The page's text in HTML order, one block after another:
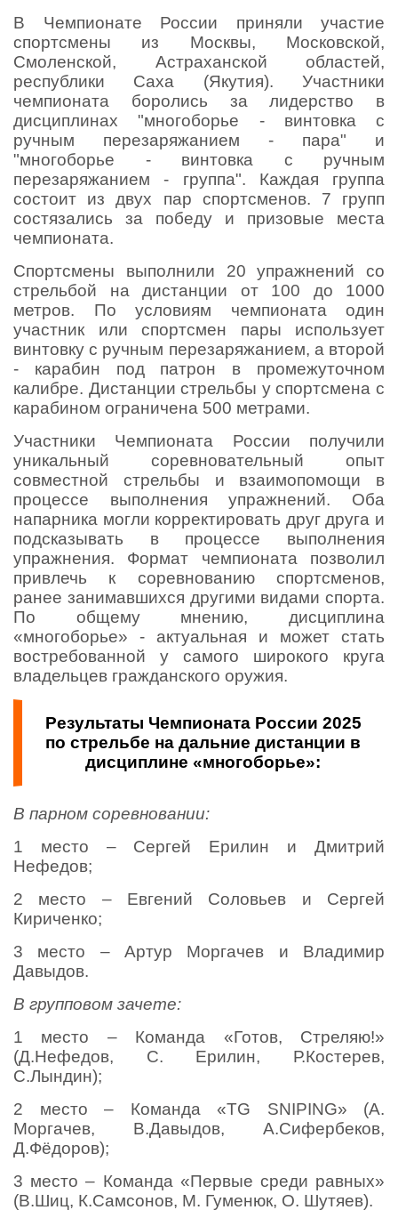
В Чемпионате России приняли участие
спортсмены из Москвы, Московской,
Смоленской, Астраханской областей,
республики Саха (Якутия). Участники
чемпионата боролись за лидерство в
дисциплинах "многоборье - винтовка с
ручным перезаряжанием - пара" и
"многоборье - винтовка с ручным
перезаряжанием - группа". Каждая группа
состоит из двух пар спортсменов. 7 групп
состязались за победу и призовые места
чемпионата.
Спортсмены выполнили 20 упражнений со
стрельбой на дистанции от 100 до 1000
метров. По условиям чемпионата один
участник или спортсмен пары использует
винтовку с ручным перезаряжанием, а второй
- карабин под патрон в промежуточном
калибре. Дистанции стрельбы у спортсмена с
карабином ограничена 500 метрами.
Участники Чемпионата России получили
уникальный соревновательный опыт
совместной стрельбы и взаимопомощи в
процессе выполнения упражнений. Оба
напарника могли корректировать друг друга и
подсказывать в процессе выполнения
упражнения. Формат чемпионата позволил
привлечь к соревнованию спортсменов,
ранее занимавшихся другими видами спорта.
По общему мнению, дисциплина
«многоборье» - актуальная и может стать
востребованной у самого широкого круга
владельцев гражданского оружия.
Результаты Чемпионата России 2025
по стрельбе на дальние дистанции в
дисциплине «многоборье»:
В парном соревновании:
1 место – Сергей Ерилин и Дмитрий
Нефедов;
2 место – Евгений Соловьев и Сергей
Кириченко;
3 место – Артур Моргачев и Владимир
Давыдов.
В групповом зачете:
1 место – Команда «Готов, Стреляю!»
(Д.Нефедов, С. Ерилин, Р.Костерев,
С.Лындин);
2 место – Команда «TG SNIPING» (А.
Моргачев, В.Давыдов, А.Сифербеков,
Д.Фёдоров);
3 место – Команда «Первые среди равных»
(В.Шиц, К.Самсонов, М. Гуменюк, О. Шутяев).